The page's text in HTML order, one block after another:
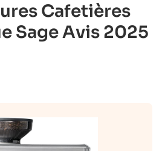
Cafetières
Sage Avis 2025